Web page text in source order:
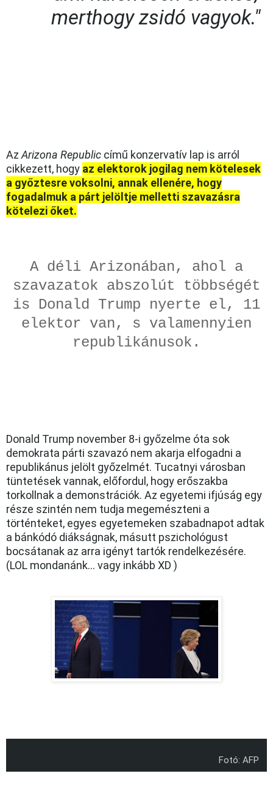
merthogy zsidó vagyok."
Az Arizona Republic című konzervatív lap is arról
cikkezett, hogy az elektorok jogilag nem kötelesek
a győztesre voksolni, annak ellenére, hogy
fogadalmuk a párt jelöltje melletti szavazásra
kötelezi őket.
A déli Arizonában, ahol a
szavazatok abszolút többségét
is Donald Trump nyerte el, 11
elektor van, s valamennyien
republikánusok.
Donald Trump november 8-i győzelme óta sok
demokrata párti szavazó nem akarja elfogadni a
republikánus jelölt győzelmét. Tucatnyi városban
tüntetések vannak, előfordul, hogy erőszakba
torkollnak a demonstrációk. Az egyetemi ifjúság egy
része szintén nem tudja megemészteni a
történteket, egyes egyetemeken szabadnapot adtak
a bánkódó diákságnak, másutt pszichológust
bocsátanak az arra igényt tartók rendelkezésére.
(LOL mondanánk... vagy inkább XD )
Fotó: AFP